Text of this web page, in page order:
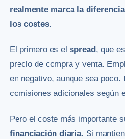
realmente marca la
los costes.
El primero es el spread, que
precio de compra y venta.
en negativo, aunque sea poco.
comisiones adicionales según
Pero el coste más importante
financiación diaria. Si